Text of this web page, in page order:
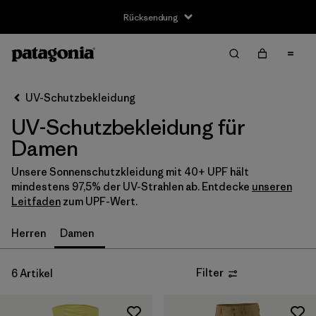
Rücksendung
Filter by
Größe
XS
S (3)
M (3)
L (2)
UV-Schutzbekleidung
UV-Schutzbekleidung für
Damen
Unsere Sonnenschutzkleidung mit 40+ UPF hält
mindestens 97,5% der UV-Strahlen ab. Entdecke unseren
Leitfaden zum UPF-Wert.
Herren Damen
6 Artikel Filter